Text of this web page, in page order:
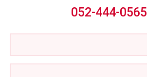
052-444-0565